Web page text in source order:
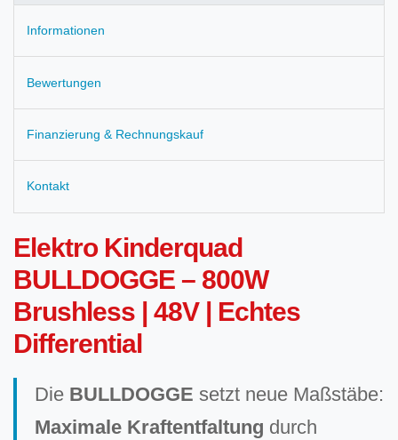
Informationen
Bewertungen
Finanzierung & Rechnungskauf
Kontakt
Elektro Kinderquad
BULLDOGGE – 800W
Brushless | 48V | Echtes
Differential
Die BULLDOGGE setzt neue Maßstäbe:
Maximale Kraftentfaltung durch